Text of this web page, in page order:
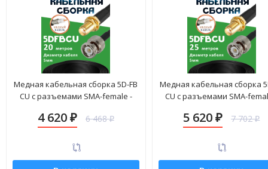
Медная кабельная сборка 5D-FB
CU с разъемами SMA-female -
4 620 ₽ 6 468₽
Медная кабельная сборка
CU с разъемами SMA-
5 620₽ 7 702₽